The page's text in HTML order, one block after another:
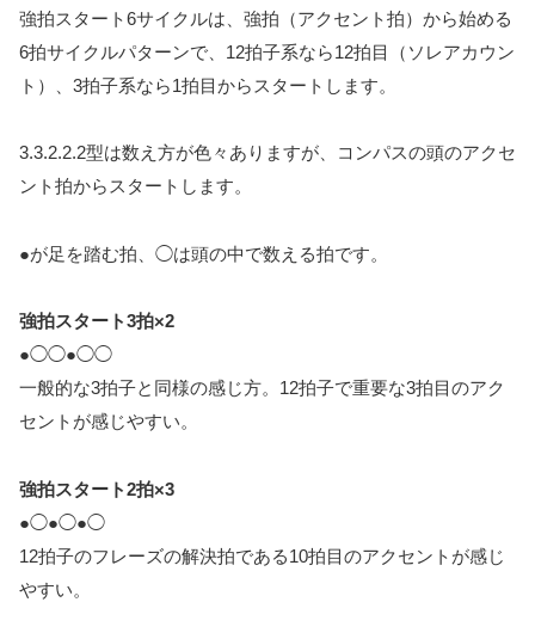
強拍スタート6サイクルは、強拍（アクセント拍）から始める
6拍サイクルパターンで、12拍子系なら12拍目（ソレアカウン
ト）、3拍子系なら1拍目からスタートします。
3.3.2.2.2型は数え方が色々ありますが、コンパスの頭のアクセ
ント拍からスタートします。
●が足を踏む拍、◯は頭の中で数える拍です。
強拍スタート3拍×2
●◯◯●◯◯
一般的な3拍子と同様の感じ方。12拍子で重要な3拍目のアク
セントが感じやすい。
強拍スタート2拍×3
●◯●◯●◯
12拍子のフレーズの解決拍である10拍目のアクセントが感じ
やすい。